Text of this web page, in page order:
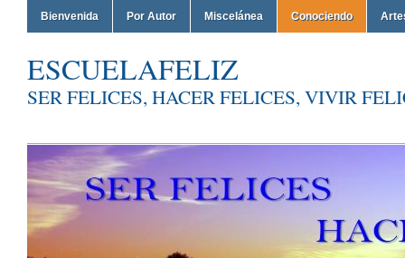
Bienvenida Por Autor Miscelánea Conociendo
ESCUELAFELIZ
SER FELICES, HACER FELICES, VIVIR